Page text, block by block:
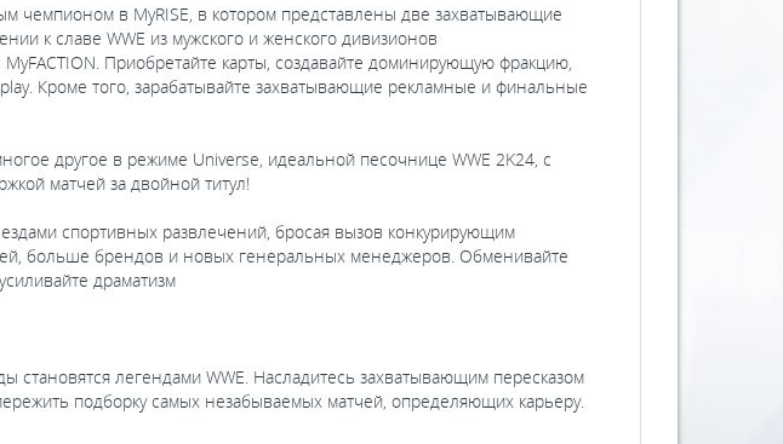
чемпионом в MyRISE, в котором представлены две захватывающие
к славе WWE из мужского и женского дивизионов
Приобретайте карты, создавайте доминирующую фракцию,
Кроме того, зарабатывайте захватывающие рекламные и финальные
другое в режиме Universe, идеальной песочнице WWE 2K24, с
матчей за двойной титул!
спортивных развлечений, бросая вызов конкурирующим
больше брендов и новых генеральных менеджеров. Обменивайте
драматизм
легендами WWE. Насладитесь захватывающим пересказом
подборку самых незабываемых матчей, определяющих карьеру.